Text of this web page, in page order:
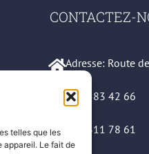
telles que les
appareil. Le fait de
CONTACTEZ-
Adresse: Route
079 583 42 66
021 311 78 61